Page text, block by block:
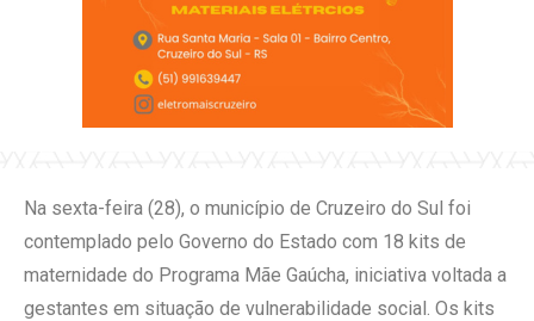
Na sexta-feira (28), o município de Cruzeiro do Sul foi
contemplado pelo Governo do Estado com 18 kits de
maternidade do Programa Mãe Gaúcha, iniciativa voltada a
gestantes em situação de vulnerabilidade social. Os kits